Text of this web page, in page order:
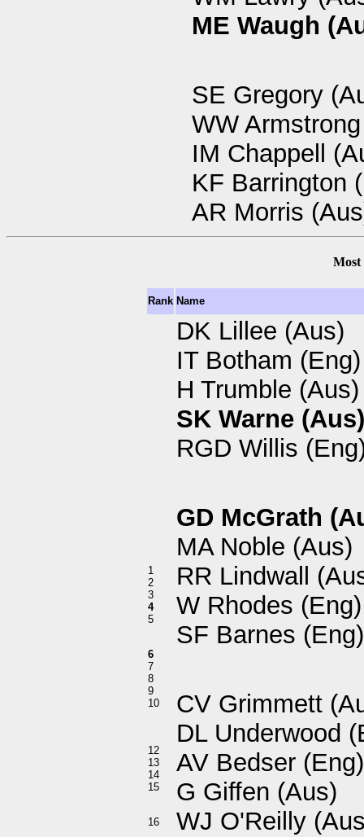
ME Waugh
SE Gregory
WW
IM Chappell
KF Barrington
AR Morris
Most
Rank Name
1
2
3
4
5
6
7
8
9
10
12
13
14
15
16
DK Lillee (Aus)
IT Botham (Eng)
H Trumble (Aus)
SK Warne (Aus)
RGD Willis
GD McGrath
MA Noble (Aus)
RR Lindwall
W Rhodes (Eng)
SF Barnes (Eng)
CV Grimmett
DL Underwood
AV Bedser (Eng)
G Giffen (Aus)
WJ O'Reilly